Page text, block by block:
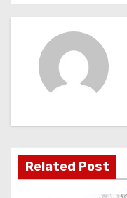
ç
ã
o
Related Post